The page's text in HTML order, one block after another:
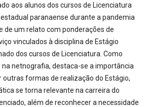
aos alunos dos cursos de Licenciatura
paranaense durante a pandemia
de um relato com ponderações de
vinculados à disciplina de Estágio
dos cursos de Licenciatura. Como
netnografia, destaca-se a importância
outras formas de realização do Estágio,
se torna relevante na carreira do
além de reconhecer a necessidade